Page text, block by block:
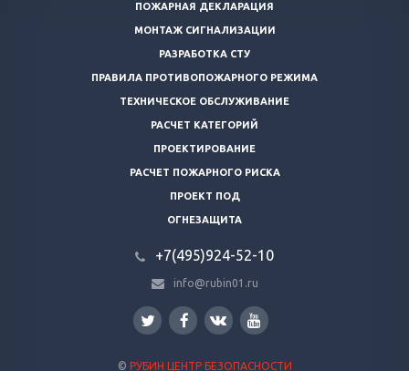
ПОЖАРНАЯ ДЕКЛАРАЦИЯ
МОНТАЖ СИГНАЛИЗАЦИИ
РАЗРАБОТКА СТУ
ПРАВИЛА ПРОТИВОПОЖАРНОГО РЕЖИМА
ТЕХНИЧЕСКОЕ ОБСЛУЖИВАНИЕ
РАСЧЕТ КАТЕГОРИЙ
ПРОЕКТИРОВАНИЕ
РАСЧЕТ ПОЖАРНОГО РИСКА
ПРОЕКТ ПОД
ОГНЕЗАЩИТА
+7(495)924-52-10
info@rubin01.ru
© РУБИН ЦЕНТР БЕЗОПАСНОСТИ